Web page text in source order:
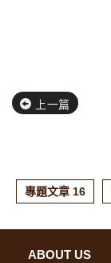
上一篇
專題文章 16
ABOUT US